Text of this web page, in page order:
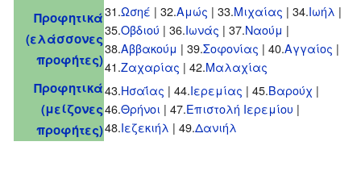
Προφητικά
(ελάσσονες
προφήτες)
31.Ωσηέ | 32.Αμώς | 33.Μιχαίας | 34.Ιωήλ |
35.Οβδιού | 36.Ιωνάς | 37.Ναούμ |
38.Αββακούμ | 39.Σοφονίας | 40.Αγγαίος |
41.Ζαχαρίας | 42.Μαλαχίας
Προφητικά
(μείζονες
προφήτες)
43.Ησαΐας | 44.Ιερεμίας | 45.Βαρούχ |
46.Θρήνοι | 47.Επιστολή Ιερεμίου |
48.Ιεζεκιήλ | 49.Δανιήλ